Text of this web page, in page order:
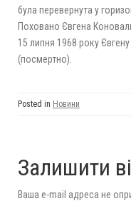
була перевернута у
Поховано Євгена
15 липня 1968 року
(посмертно).
Posted in Новини
Залишити
Ваша e-mail адреса не